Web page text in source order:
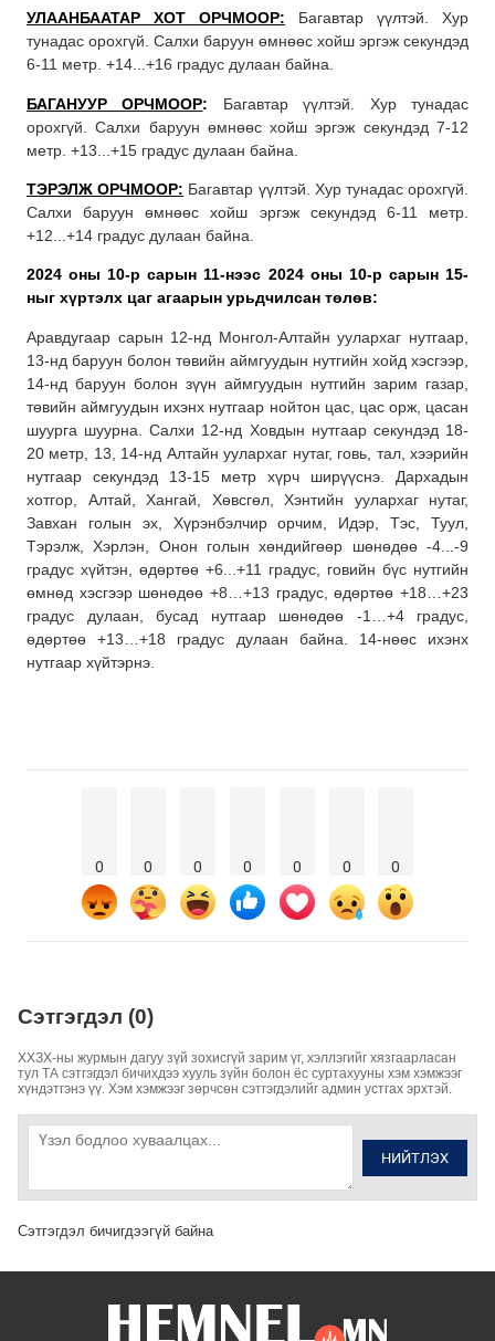
УЛААНБААТАР ХОТ ОРЧМООР: Багавтар үүлтэй. Хур
тунадас орохгүй. Салхи баруун өмнөөс хойш эргэж секундэд
6-11 метр. +14...+16 градус дулаан байна.
БАГАНУУР ОРЧМООР: Багавтар үүлтэй. Хур тунадас
орохгүй. Салхи баруун өмнөөс хойш эргэж секундэд 7-12
метр. +13...+15 градус дулаан байна.
ТЭРЭЛЖ ОРЧМООР: Багавтар үүлтэй. Хур тунадас орохгүй.
Салхи баруун өмнөөс хойш эргэж секундэд 6-11 метр.
+12...+14 градус дулаан байна.
2024 оны 10-р сарын 11-нээс 2024 оны 10-р сарын 15-
ныг хүртэлх цаг агаарын урьдчилсан төлөв:
Аравдугаар сарын 12-нд Монгол-Алтайн уулархаг нутгаар,
13-нд баруун болон төвийн аймгуудын нутгийн хойд хэсгээр,
14-нд баруун болон зүүн аймгуудын нутгийн зарим газар,
төвийн аймгуудын ихэнх нутгаар нойтон цас, цас орж, цасан
шуурга шуурна. Салхи 12-нд Ховдын нутгаар секундэд 18-
20 метр, 13, 14-нд Алтайн уулархаг нутаг, говь, тал, хээрийн
нутгаар секундэд 13-15 метр хүрч ширүүснэ. Дархадын
хотгор, Алтай, Хангай, Хөвсгөл, Хэнтийн уулархаг нутаг,
Завхан голын эх, Хүрэнбэлчир орчим, Идэр, Тэс, Туул,
Тэрэлж, Хэрлэн, Онон голын хөндийгөөр шөнөдөө -4...-9
градус хүйтэн, өдөртөө +6...+11 градус, говийн бүс нутгийн
өмнөд хэсгээр шөнөдөө +8…+13 градус, өдөртөө +18…+23
градус дулаан, бусад нутгаар шөнөдөө -1…+4 градус,
өдөртөө +13…+18 градус дулаан байна. 14-нөөс ихэнх
нутгаар хүйтэрнэ.
0 0 0 0 0 0 0
Сэтгэгдэл (0)
ХХЗХ-ны журмын дагуу зүй зохисгүй зарим үг, хэллэгийг хязгаарласан
тул ТА сэтгэгдэл бичихдээ хууль зүйн болон ёс суртахууны хэм хэмжээг
хүндэтгэнэ үү. Хэм хэмжээг зөрчсөн сэтгэгдэлийг админ устгах эрхтэй.
НИЙТЛЭХ
Сэтгэгдэл бичигдээгүй байна